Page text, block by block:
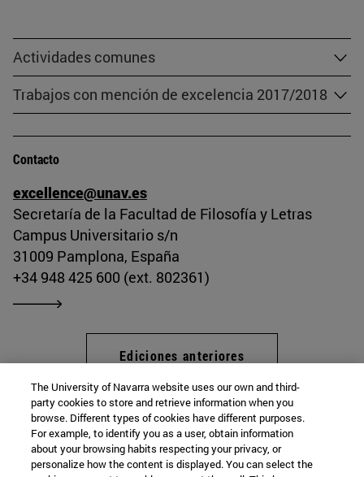
Actividades comunes
Trabajos con mención de excelencia 2017/2018
Contacto
excellence@unav.es
Secretaría de la Facultad de Filosofía y Letras
Campus Universitario s/n
31009 Pamplona, España
+34 948 425 600 (ext. 802361)
Ediciones anteriores
Programa Excellence
The University of Navarra website uses our own and third-
party cookies to store and retrieve information when you
browse. Different types of cookies have different purposes.
For example, to identify you as a user, obtain information
about your browsing habits respecting your privacy, or
personalize how the content is displayed. You can select the